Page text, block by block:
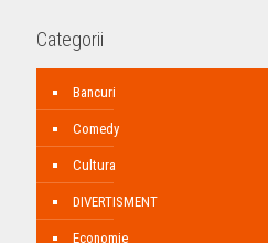
Categorii
Bancuri
Comedy
Cultura
DIVERTISMENT
Economie